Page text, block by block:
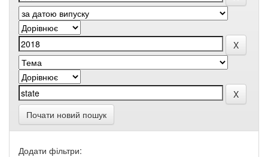
Почати новий пошук
Додати фільтри: